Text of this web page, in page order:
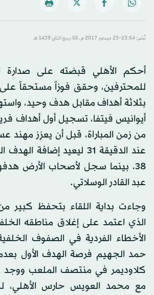
نُشر: 23:54-23 ديسمبر 2017 م ـ 05 ربيع الثاني 1439 هـ
أحكم الأهلي قبضته على صدارة
للمحترفين، وحقق فوزاً مستحقاً
بثلاثة أهداف مقابل هدف وحيد،
من زمن المباراة، قبل أن يعزز مهند
عند الدقيقة 31 ليعيد إضافة
38، بينما سجل لأصحاب الأرض
عبد القادر الوسلاتي.
وجاءت بداية اللقاء بتحفظ كبير
الذي اعتمد على إغلاق مناطقه
الأخطاء الفردية في الصفوف الخلفية
حمد الجهيم فرصة الهدف الأول
كلاوديمر في منتصف الملعب
مع محمد العويس حارس الأهلي،